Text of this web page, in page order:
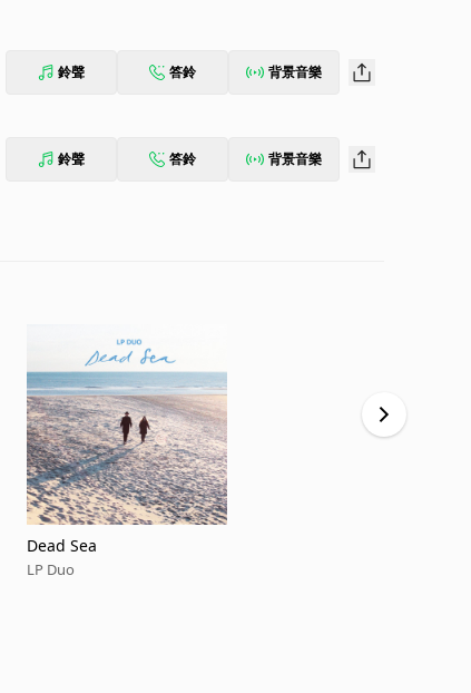
鈴聲 答鈴 背景音樂
鈴聲 答鈴 背景音樂
Dead Sea
LP Duo